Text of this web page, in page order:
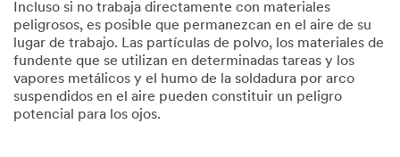
Incluso si no trabaja directamente con materiales
peligrosos, es posible que permanezcan en el aire de su
lugar de trabajo. Las partículas de polvo, los materiales de
fundente que se utilizan en determinadas tareas y los
vapores metálicos y el humo de la soldadura por arco
suspendidos en el aire pueden constituir un peligro
potencial para los ojos.